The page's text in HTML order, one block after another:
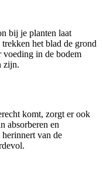
bij je planten laat
het blad de grond
in de bodem
zijn.
komt, zorgt er ook
absorberen en
van de